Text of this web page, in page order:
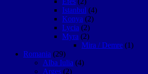
Istanbul (4)
Konya (2)
Lycia (2)
Myra (2)
Mira / Demre (1)
Romania (29)
Alba Iulia (4)
Argeș (2)